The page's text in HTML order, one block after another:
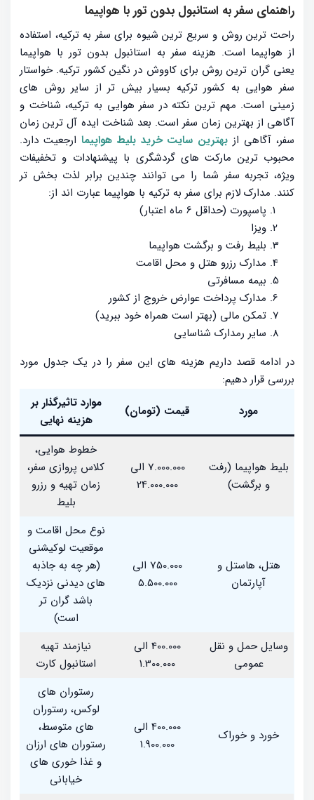
راهنمای سفر به استانبول بدون تور با هواپیما
راحت ترین روش و سریع ترین شیوه برای سفر به ترکیه، استفاده
از هواپیما است. هزینه سفر به استانبول بدون تور با هواپیما
یعنی گران ترین روش برای کاووش در نگین کشور ترکیه. خواستار
سفر هوایی به کشور ترکیه بسیار بیش تر از سایر روش های
زمینی است. مهم ترین نکته در سفر هوایی به ترکیه، شناخت و
آگاهی از بهترین زمان سفر است. بعد شناخت ایده آل ترین زمان
سفر، آگاهی از بهترین سایت خرید بلیط هواپیما ارجعیت دارد.
محبوب ترین مارکت های گردشگری با پیشنهادات و تخفیفات
ویژه، تجربه سفر شما را می توانند چندین برابر لذت بخش تر
کنند. مدارک لازم برای سفر به ترکیه با هواپیما عبارت اند از:
پاسپورت (حداقل 6 ماه اعتبار)
ویزا
بلیط رفت و برگشت هواپیما
مدارک رزرو هتل و محل اقامت
بیمه مسافرتی
مدارک پرداخت عوارض خروج از کشور
تمکن مالی (بهتر است همراه خود ببرید)
سایر رمدارک شناسایی
در ادامه قصد داریم هزینه های این سفر را در یک جدول مورد
بررسی قرار دهیم:
مورد
قیمت (تومان)
موارد تاثیرگذار بر
هزینه نهایی
بلیط هواپیما (رفت
و برگشت)
7.000.000 الی
24.000.000
خطوط هوایی،
کلاس پروازی سفر،
زمان تهیه و رزرو
بلیط
هتل، هاستل و
آپارتمان
750.000 الی
5.500.000
نوع محل اقامت و
موقعیت لوکیشنی
(هر چه به جاذبه
های دیدنی نزدیک
باشد گران تر
است)
وسایل حمل و نقل
عمومی
400.000 الی
1.300.000
نیازمند تهیه
استانبول کارت
خورد و خوراک
400.000 الی
1.900.000
رستوران های
لوکس، رستوران
های متوسط،
رستوران های ارزان
و غذا خوری های
خیابانی